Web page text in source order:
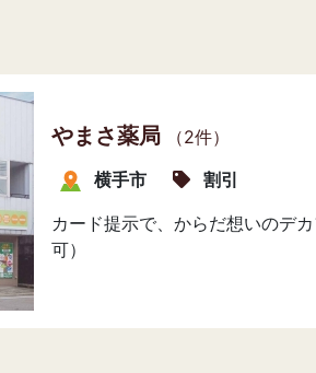
やまさ薬局
（2件）
横手市
割引
カード提示で、からだ想いのデ
可）